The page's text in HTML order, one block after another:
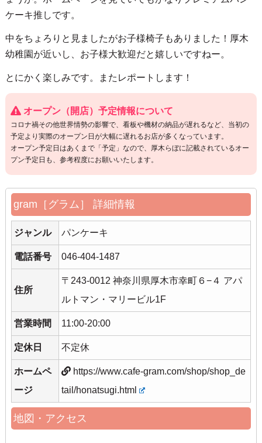
ケーキ推しです。
中をちょろりと見ましたがお子様椅子もありました！厚木
幼稚園が近いし、お子様大歓迎だと嬉しいですねー。
とにかく楽しみです。またレポートします！
オープン（開店）予定情報について
コロナ禍その他世界情勢の影響で、看板や機材の納品が遅れるなど、当初の
予定より実際のオープン日が大幅に遅れるお店が多くなっています。
オープン予定日はあくまで「予定」なので、厚木らぼに記載されているオー
プン予定日も、参考程度にお願いいたします。
gram［グラム］ 詳細情報
ジャンル パンケーキ
電話番号 046-404-1487
住所
〒243-0012 神奈川県厚木市幸町６−４ アパ
ルトマン・マリービル1F
営業時間 11:00-20:00
定休日 不定休
ホームペ
ージ
https://www.cafe-gram.com/shop/shop_de
tail/honatsugi.html
地図・アクセス